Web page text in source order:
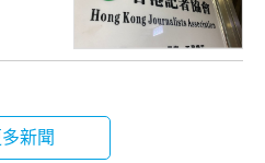
新聞